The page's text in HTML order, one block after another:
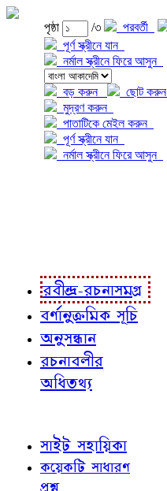
পৃষ্ঠা /৩ পরবর্তী
পূর্ণ স্ক্রীনে যান
নর্মাল স্ক্রীনে ফিরে আসুন
বড় করুন
ছোট করুন
মুদ্রণ করুন
পাতাটিকে মেইল করুন
পূর্ণ স্ক্রীনে যান
নর্মাল স্ক্রীনে ফিরে আসুন
রবীন্দ্র-রচনাসমগ্র
বর্ণানুক্রমিক সূচি
অনুসন্ধান
রচনাবলীর
অধিতথ্য
সাইট সহায়িকা
কয়েকটি সাধারণ
প্রশ্ন